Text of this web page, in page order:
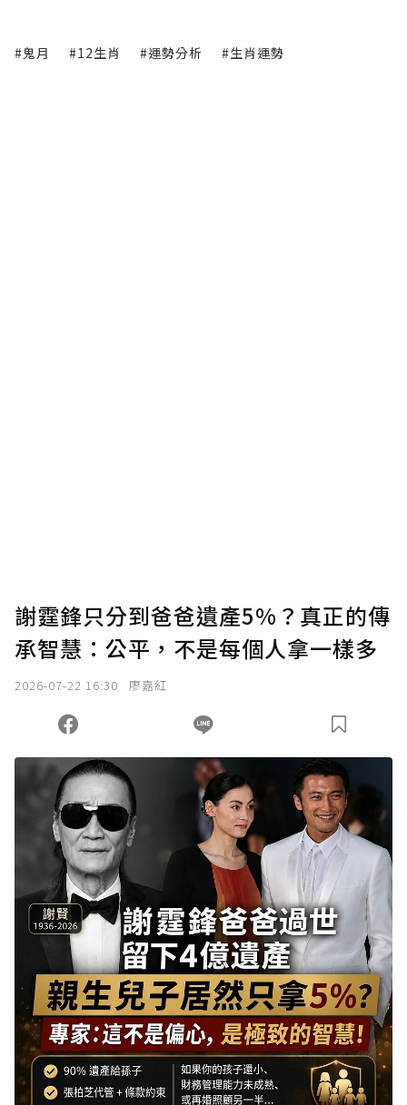
#鬼月 #12生肖 #運勢分析 #生肖運勢
謝霆鋒只分到爸爸遺產5%？真正的傳
承智慧：公平，不是每個人拿一樣多
2026-07-22 16:30 廖嘉紅